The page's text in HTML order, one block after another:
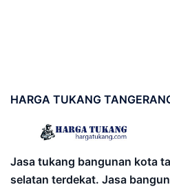
HARGA TUKANG
Jasa tukang bangunan kota
selatan terdekat. Jasa